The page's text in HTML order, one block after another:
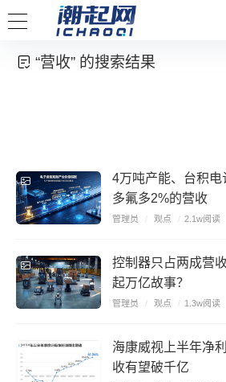
“营收” 的搜索结果
4万吨产能、台积
多氟多2%的营收
管理员 / 观点 / 2.1w阅读
控制器只占两成营
起万亿故事？
管理员 / 观点 / 1.3w阅读
海康威视上半年净
收有望破千亿